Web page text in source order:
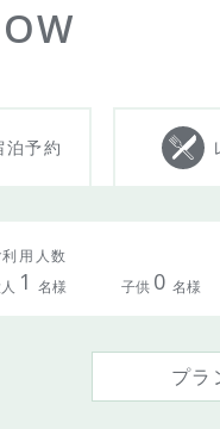
泊予約
利用人数
1 名様 子供 0 名様
プラ